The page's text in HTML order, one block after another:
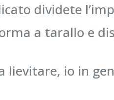
dividete
a tarallo e
lievitare, io in